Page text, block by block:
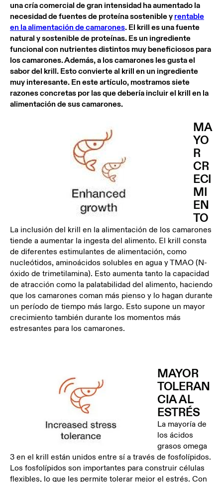
una cría comercial de gran intensidad ha aumentado la
necesidad de fuentes de proteína sostenible y rentable
en la alimentación de camarones. El krill es una fuente
natural y sostenible de proteínas. Es un ingrediente
funcional con nutrientes distintos muy beneficiosos para
los camarones. Además, a los camarones les gusta el
sabor del krill. Esto convierte al krill en un ingrediente
muy interesante. En este artículo, mostramos siete
razones concretas por las que debería incluir el krill en la
alimentación de sus camarones.
MA
YO
R
CR
ECI
MI
EN
TO
La inclusión del krill en la alimentación de los camarones
tiende a aumentar la ingesta del alimento. El krill consta
de diferentes estimulantes de alimentación, como
nucleótidos, aminoácidos solubles en agua y TMAO (N-
óxido de trimetilamina). Esto aumenta tanto la capacidad
de atracción como la palatabilidad del alimento, haciendo
que los camarones coman más pienso y lo hagan durante
un período de tiempo más largo. Esto supone un mayor
crecimiento también durante los momentos más
estresantes para los camarones.
MAYOR
TOLERAN
CIA AL
ESTRÉS
La mayoría de
los ácidos
grasos omega
3 en el krill están unidos entre sí a través de fosfolípidos.
Los fosfolípidos son importantes para construir células
flexibles, lo que les permite tolerar mejor el estrés. Con